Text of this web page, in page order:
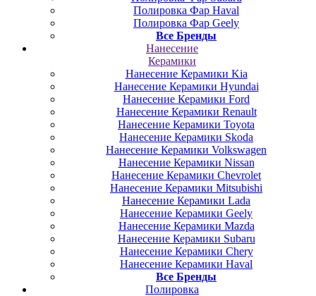
Полировка Фар Haval
Полировка Фар Geely
Все Бренды
Нанесение
Керамики
Нанесение Керамики Kia
Нанесение Керамики Hyundai
Нанесение Керамики Ford
Нанесение Керамики Renault
Нанесение Керамики Toyota
Нанесение Керамики Skoda
Нанесение Керамики Volkswagen
Нанесение Керамики Nissan
Нанесение Керамики Chevrolet
Нанесение Керамики Mitsubishi
Нанесение Керамики Lada
Нанесение Керамики Geely
Нанесение Керамики Mazda
Нанесение Керамики Subaru
Нанесение Керамики Chery
Нанесение Керамики Haval
Все Бренды
Полировка